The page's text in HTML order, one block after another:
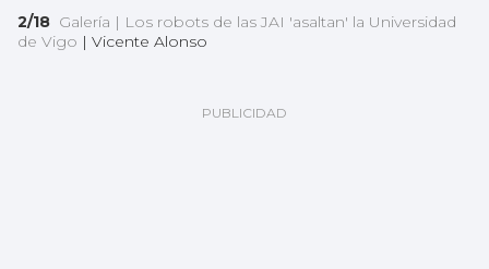
2/18 Galería | Los robots de las JAI 'asaltan' la Universidad
de Vigo | Vicente Alonso